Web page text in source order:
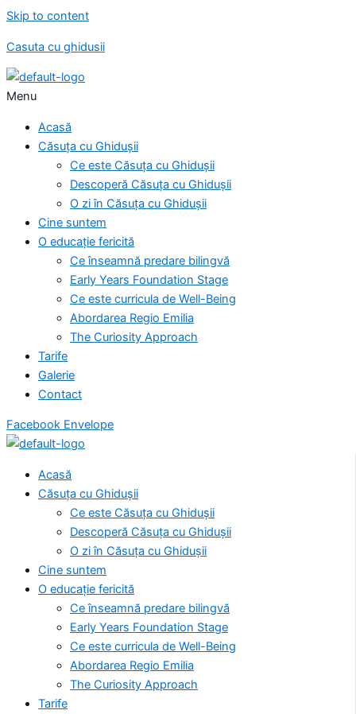
Skip to content
Casuta cu ghidusii
Menu
Acasă
Căsuța cu Ghidușii
Ce este Căsuța cu Ghidușii
Descoperă Căsuța cu Ghidușii
O zi în Căsuța cu Ghidușii
Cine suntem
O educație fericită
Ce înseamnă predare bilingvă
Early Years Foundation Stage
Ce este curricula de Well-Being
Abordarea Regio Emilia
The Curiosity Approach
Tarife
Galerie
Contact
Facebook Envelope
Acasă
Căsuța cu Ghidușii
Ce este Căsuța cu Ghidușii
Descoperă Căsuța cu Ghidușii
O zi în Căsuța cu Ghidușii
Cine suntem
O educație fericită
Ce înseamnă predare bilingvă
Early Years Foundation Stage
Ce este curricula de Well-Being
Abordarea Regio Emilia
The Curiosity Approach
Tarife